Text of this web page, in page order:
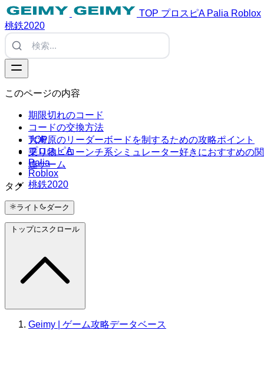
TOP プロスピA Palia Roblox
桃鉄2020
TOP
プロスピA
Palia
Roblox
桃鉄2020
ライト ダーク
このページの内容
期限切れのコード
コードの交換方法
大海原のリーダーボードを制するための攻略ポイント
乗り物・ローンチ系シミュレーター好きにおすすめの関
連ゲーム
タグ
#Tags
トップにスクロール
Geimy | ゲーム攻略データベース